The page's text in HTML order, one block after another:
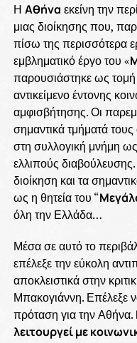
Η Αθήνα εκείνη την
μιας διοίκησης που,
πίσω της περισσότερα
εμβληματικό έργο του «
παρουσιάστηκε ως τομή
αντικείμενο έντονης
αμφισβήτησης. Οι
σημαντικά τμήματά
στη συλλογική μνήμη
ελλιπούς
διοίκηση και τα
ως η θητεία του “
όλη την Ελλάδα…
Μέσα σε αυτό το
επέλεξε την εύκολη
αποκλειστικά στην
Μπακογιάννη. Επέλεξε
πρόταση για την Αθήνα.
λειτουργεί με